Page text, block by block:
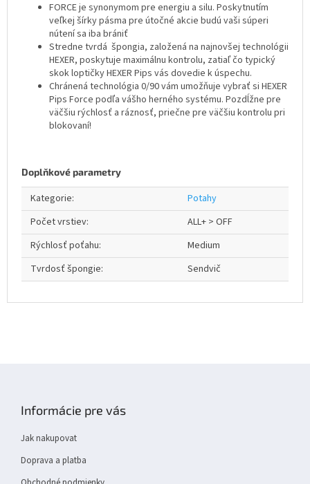
FORCE je synonymom pre energiu a silu. Poskytnutím
veľkej šírky pásma pre útočné akcie budú vaši súperi
nútení sa iba brániť
Stredne tvrdá špongia, založená na najnovšej technológii
HEXER, poskytuje maximálnu kontrolu, zatiaľ čo typický
skok loptičky HEXER Pips vás dovedie k úspechu.
Chránená technológia 0/90 vám umožňuje vybrať si HEXER
Pips Force podľa vášho herného systému. Pozdĺžne pre
väčšiu rýchlosť a ráznosť, priečne pre väčšiu kontrolu pri
blokovaní!
Doplňkové parametry
Kategorie:
Potahy
Počet vrstiev:
ALL+ > OFF
Rýchlosť poťahu:
Medium
Tvrdosť špongie: Sendvič
Informácie pre vás
Jak nakupovat
Doprava a platba